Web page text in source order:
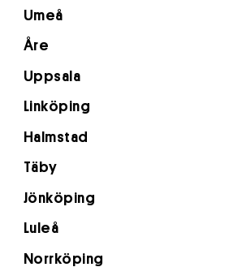
Umeå
Åre
Uppsala
Linköping
Halmstad
Täby
Jönköping
Luleå
Norrköping